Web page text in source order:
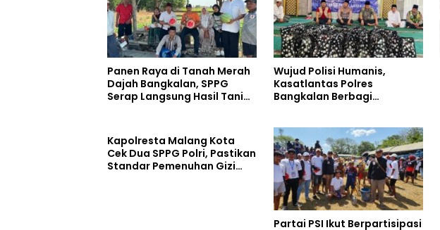
Panen Raya di Tanah Merah
Dajah Bangkalan, SPPG
Serap Langsung Hasil Tani
Wujud Polisi Humanis,
Kasatlantas Polres
Bangkalan Berbagi
Ahmad Ibrahim
Kapolresta Malang Kota
Cek Dua SPPG Polri, Pastikan
Standar Pemenuhan Gizi
Partai PSI Ikut Berpartisipasi